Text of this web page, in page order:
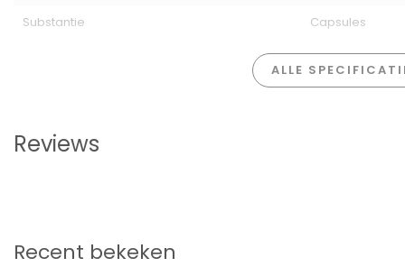
Substantie Capsules
ALLE
Reviews
Recent bekeken